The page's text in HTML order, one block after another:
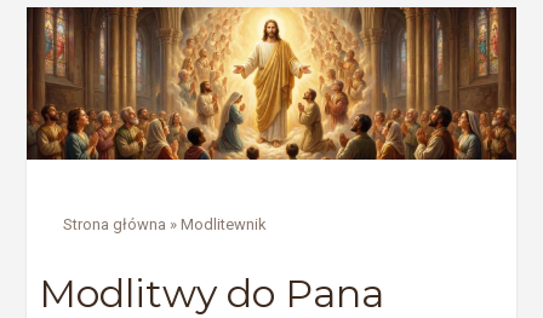
Strona główna »Modlitewnik
Modlitwy do Pana